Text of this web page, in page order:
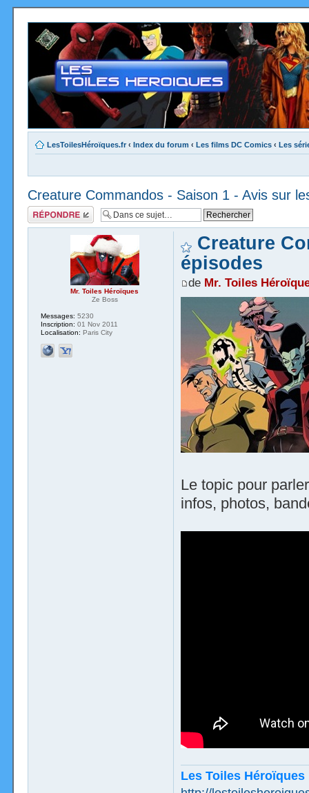
LesToilesHéroïques.fr ‹ Index du forum ‹ Les films DC Comics ‹ Les
Creature Commandos - Saison 1 - Avis sur
Répondre
Creature
épisodes
de Mr. Toiles
Le topic pour
infos, photos,
Les Toiles Héroïques
Mr. Toiles Héroïques
Ze Boss
Messages: 5230
Inscription: 01 Nov 2011
Localisation: Paris City